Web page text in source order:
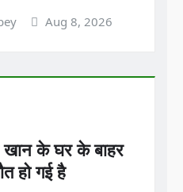
Aug 8, 2026
खान के घर के बाहर
हो गई है